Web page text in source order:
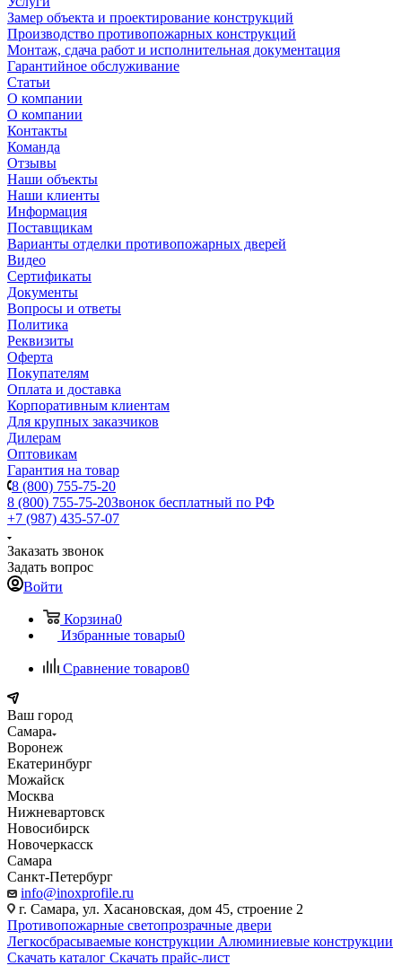
Замер объекта и проектирование конструкций
Производство противопожарных конструкций
Монтаж, сдача работ и исполнительная документация
Гарантийное обслуживание
Статьи
О компании
О компании
Контакты
Команда
Отзывы
Наши объекты
Наши клиенты
Информация
Поставщикам
Варианты отделки противопожарных дверей
Видео
Сертификаты
Документы
Вопросы и ответы
Политика
Реквизиты
Оферта
Покупателям
Оплата и доставка
Корпоративным клиентам
Для крупных заказчиков
Дилерам
Оптовикам
Гарантия на товар
8 (800) 755-75-20
8 (800) 755-75-20Звонок бесплатный по РФ
+7 (987) 435-57-07
Заказать звонок
Задать вопрос
Войти
Корзина0
Избранные товары0
Сравнение товаров0
Ваш город
Самара
Воронеж
Екатеринбург
Можайск
Москва
Нижневартовск
Новосибирск
Новочеркасск
Самара
Санкт-Петербург
info@inoxprofile.ru
г. Самара, ул. Хасановская, дом 45, строение 2
Противопожарные светопрозрачные двери
Легкосбрасываемые конструкции Алюминиевые конструкции
Скачать каталог Скачать прайс-лист